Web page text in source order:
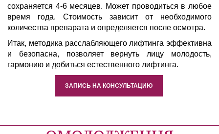
сохраняется 4-6 месяцев. Может проводиться в любое
время года. Стоимость зависит от необходимого
количества препарата и определяется после осмотра.
Итак, методика расслабляющего лифтинга эффективна
и безопасна, позволяет вернуть лицу молодость,
гармонию и добиться естественного лифтинга.
ЗАПИСЬ НА КОНСУЛЬТАЦИЮ